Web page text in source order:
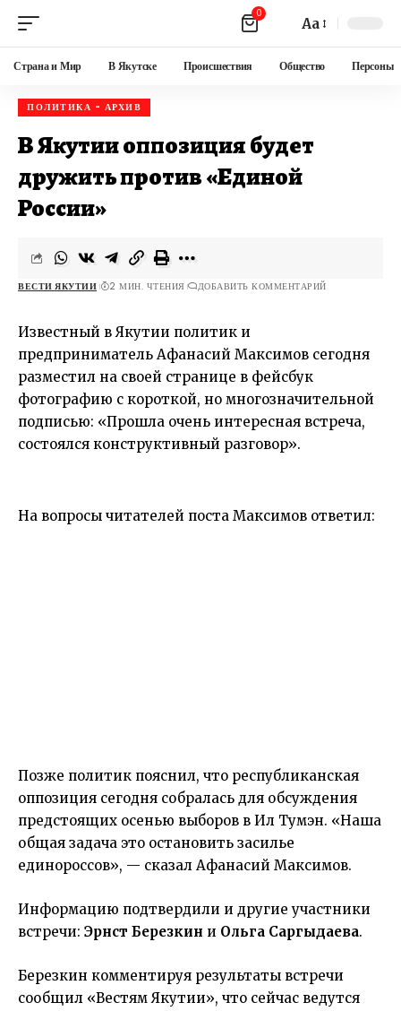
0
Aa
Страна и Мир В Якутске Происшествия Общество Персоны
ПОЛИТИКА - АРХИВ
В Якутии оппозиция будет
дружить против «Единой
России»
ВЕСТИ ЯКУТИИ 2 МИН. ЧТЕНИЯ ДОБАВИТЬ КОММЕНТАРИЙ
Известный в Якутии политик и
предприниматель Афанасий Максимов сегодня
разместил на своей странице в фейсбук
фотографию с короткой, но многозначительной
подписью: «Прошла очень интересная встреча,
состоялся конструктивный разговор».
На вопросы читателей поста Максимов ответил:
Позже политик пояснил, что республиканская
оппозиция сегодня собралась для обсуждения
предстоящих осенью выборов в Ил Тумэн. «Наша
общая задача это остановить засилье
единороссов», — сказал Афанасий Максимов.
Информацию подтвердили и другие участники
встречи: Эрнст Березкин и Ольга Саргыдаева.
Березкин комментируя результаты встречи
сообщил «Вестям Якутии», что сейчас ведутся